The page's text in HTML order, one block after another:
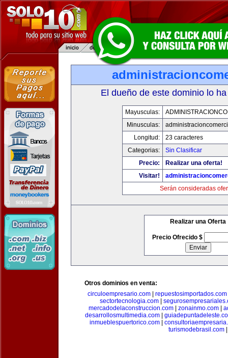
El dueño de este dominio lo
Mayusculas:
Minusculas:
Longitud:
23 caracteres
Categorias:
Sin Clasificar
Precio:
Realizar una oferta!
Visitar!
Serán consideradas
Realizar una Oferta
Precio Ofrecido $
Otros dominios en venta:
circuloempresario.com| repuestosimportados.com
sectortecnologia.com
mercadodelaconstruccion.com
zonainmo.com
desarrollosmultimedia.com
inmueblespuertorico.com
turismodebrasil.com